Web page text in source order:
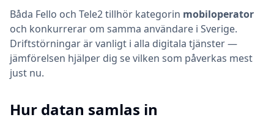
Båda Fello och Tele2tillhör kategorin mobiloperator
och konkurrerar om samma användare i Sverige.
Driftstörningar är vanligt i alla digitala tjänster —
jämförelsen hjälper dig se vilken som påverkas mest
just nu.
Hur datan samlas in